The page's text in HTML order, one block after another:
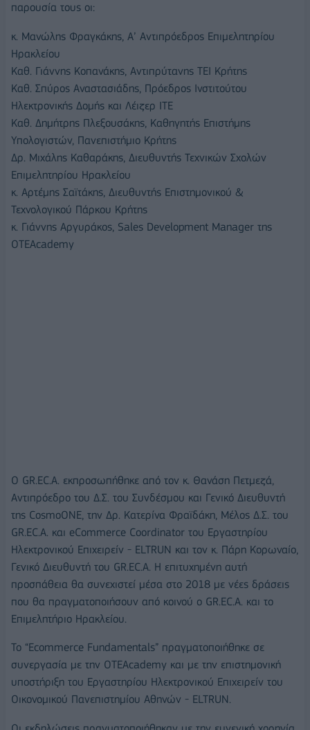
παρουσία τους οι:
κ. Μανώλης Φραγκάκης, Α’ Αντιπρόεδρος Επιμελητηρίου
Ηρακλείου
Καθ. Γιάννης Κοπανάκης, Αντιπρύτανης ΤΕΙ Κρήτης
Καθ. Σπύρος Αναστασιάδης, Πρόεδρος Ινστιτούτου
Ηλεκτρονικής Δομής και Λέιζερ ΙΤΕ
Καθ. Δημήτρης Πλεξουσάκης, Καθηγητής Επιστήμης
Υπολογιστών, Πανεπιστήμιο Κρήτης
Δρ. Μιχάλης Καθαράκης, Διευθυντής Τεχνικών Σχολών
Επιμελητηρίου Ηρακλείου
κ. Αρτέμης Σαϊτάκης, Διευθυντής Επιστημονικού &
Τεχνολογικού Πάρκου Κρήτης
κ. Γιάννης Αργυράκος, Sales Development Manager της
OTEAcademy
Ο GR.EC.A. εκπροσωπήθηκε από τον κ. Θανάση Πετμεζά,
Αντιπρόεδρο του Δ.Σ. του Συνδέσμου και Γενικό Διευθυντή
της CosmoONE, την Δρ. Κατερίνα Φραϊδάκη, Μέλος Δ.Σ. του
GR.EC.A. και eCommerce Coordinator του Εργαστηρίου
Ηλεκτρονικού Επιχειρείν - ELTRUN και τον κ. Πάρη Κορωναίο,
Γενικό Διευθυντή του GR.EC.A. Η επιτυχημένη αυτή
προσπάθεια θα συνεχιστεί μέσα στο 2018 με νέες δράσεις
που θα πραγματοποιήσουν από κοινού ο GR.EC.A. και το
Επιμελητήριο Ηρακλείου.
Το “Ecommerce Fundamentals” πραγματοποιήθηκε σε
συνεργασία με την OTEAcademy και με την επιστημονική
υποστήριξη του Εργαστηρίου Ηλεκτρονικού Επιχειρείν του
Οικονομικού Πανεπιστημίου Αθηνών - ELTRUN.